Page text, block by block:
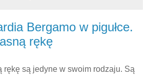
Bergamo w pigułce.
rękę
rękę są jedyne w swoim rodzaju. Są